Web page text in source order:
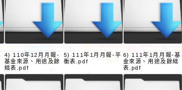
4) 110年12月月報-
基金來源、用途及餘
絀表.pdf
5) 111年1月月報-平
衡表.pdf
6) 111年1月月報-基
金來源、用途及餘絀
表.pdf